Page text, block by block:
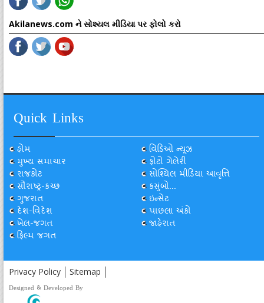
Akilanews.com ને સોશ્યલ મીડિયા પર ફોલો કરો
Quick Links
હોમ
મુખ્ય સમાચાર
રાજકોટ
સૌરાષ્ટ્ર-કચ્છ
ગુજરાત
દેશ-વિદેશ
ખેલ-જગત
ફિલ્મ જગત
વિડિઓ ન્યૂઝ
ફોટો ગેલેરી
સોશ્યિલ મીડિયા આવૃત્તિ
કસુંબો...
ઇન્સેટ
પાછલા અંકો
જાહેરાત
Privacy Policy Sitemap
Designed & Developed By